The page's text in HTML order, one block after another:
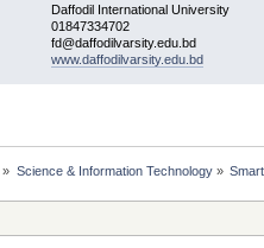
Daffodil International University
01847334702
fd@daffodilvarsity.edu.bd
www.daffodilvarsity.edu.bd
» Science & Information Technology»